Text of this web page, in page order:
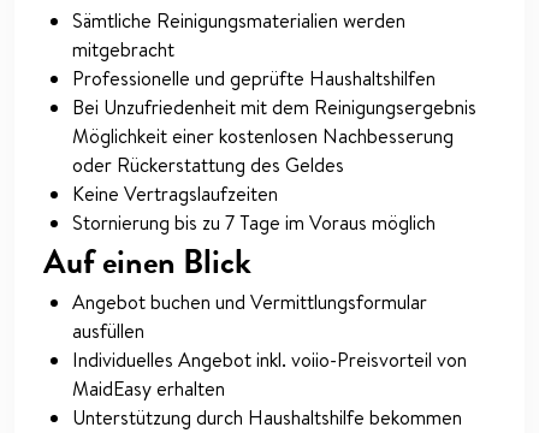
Sämtliche Reinigungsmaterialien werden
mitgebracht
Professionelle und geprüfte Haushaltshilfen
Bei Unzufriedenheit mit dem Reinigungsergebnis
Möglichkeit einer kostenlosen Nachbesserung
oder Rückerstattung des Geldes
Keine Vertragslaufzeiten
Stornierung bis zu 7 Tage im Voraus möglich
Auf einen Blick
Angebot buchen und Vermittlungsformular
ausfüllen
Individuelles Angebot inkl. voiio-Preisvorteil von
MaidEasy erhalten
Unterstützung durch Haushaltshilfe bekommen